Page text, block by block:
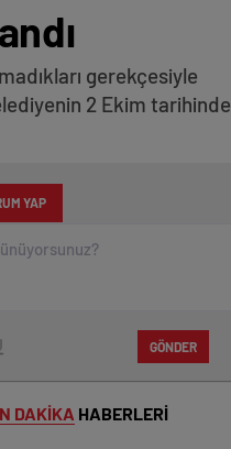
gerekçesiyle
2 Ekim tarihinde
YAP
GÖNDER
DAKİKA HABERLERİ